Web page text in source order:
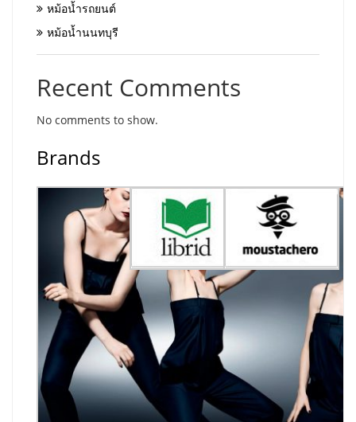
หม้อน้ำรถยนต์
หม้อน้ำนนทบุรี
Recent Comments
No comments to show.
Brands